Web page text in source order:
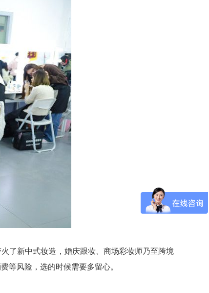
了新中式妆造，婚庆跟妆、商场彩妆师乃至跨境
等风险，选的时候需要多留心。